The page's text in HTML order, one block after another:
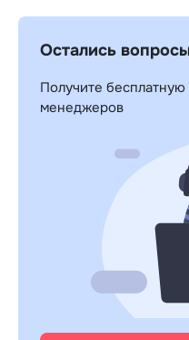
Остались
Получите
менеджеров